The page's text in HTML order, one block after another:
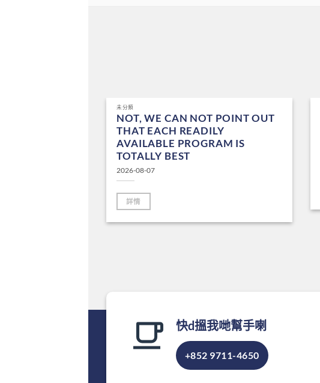
未分類
NOT, WE CAN NOT POINT OUT
THAT EACH READILY
AVAILABLE PROGRAM IS
TOTALLY BEST
2026-08-07
詳情
快d搵我哋幫手喇
+852 9711-4650